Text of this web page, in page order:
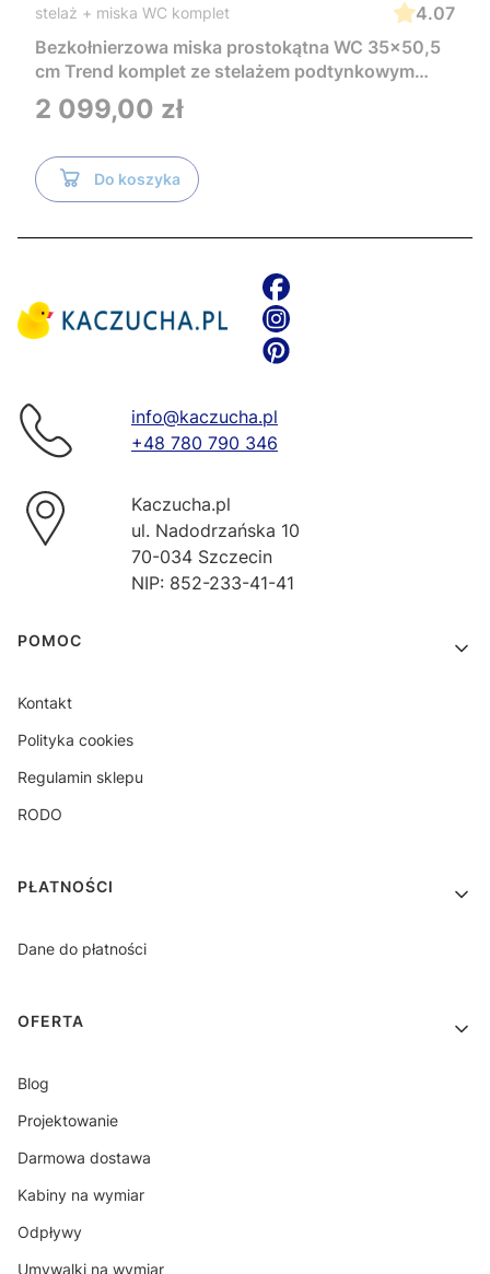
stelaż + miska WC komplet
4.07
Bezkołnierzowa miska prostokątna WC 35x50,5
cm Trend komplet ze stelażem podtynkowym
Tece i czarnym przyciskiem TeceNow
TR2216+Tece
Cena
2 099,00 zł
Do koszyka
info@kaczucha.pl
+48 780 790 346
Kaczucha.pl
ul. Nadodrzańska 10
70-034 Szczecin
NIP: 852-233-41-41
Linki w stopce
POMOC
Kontakt
Polityka cookies
Regulamin sklepu
RODO
PŁATNOŚCI
Dane do płatności
OFERTA
Blog
Projektowanie
Darmowa dostawa
Kabiny na wymiar
Odpływy
Umywalki na wymiar